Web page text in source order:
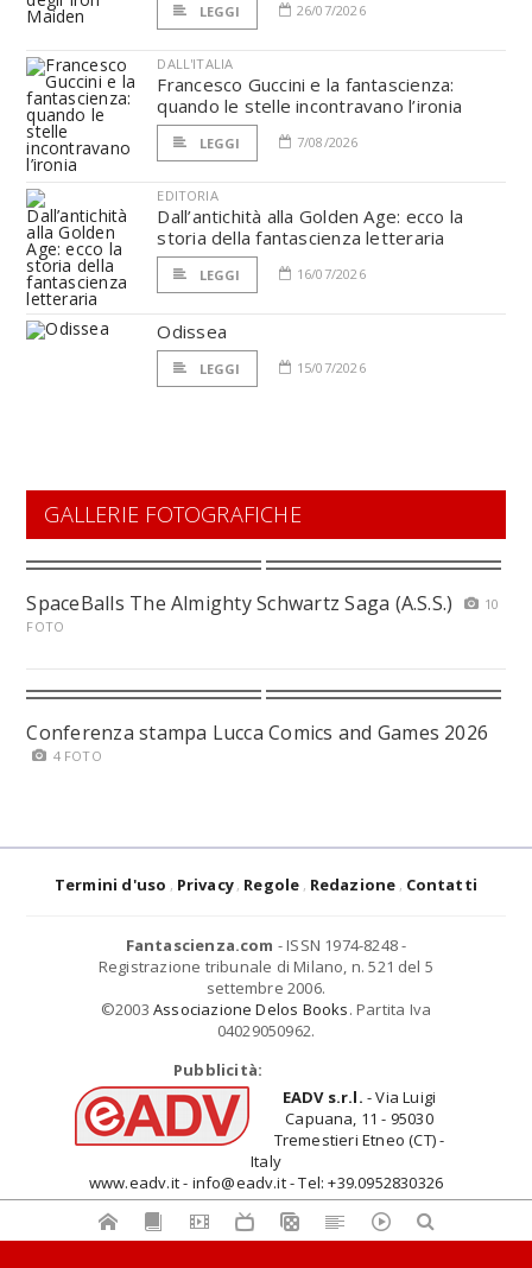
LEGGI 26/07/2026
DALL'ITALIA
Francesco Guccini e la fantascienza:
quando le stelle incontravano l’ironia
LEGGI 7/08/2026
EDITORIA
Dall’antichità alla Golden Age: ecco la
storia della fantascienza letteraria
LEGGI 16/07/2026
Odissea
LEGGI 15/07/2026
GALLERIE FOTOGRAFICHE
SpaceBalls The Almighty Schwartz Saga (A.S.S.)
10
FOTO
Conferenza stampa Lucca Comics and Games 2026
4 FOTO
Termini d'uso Privacy Regole Redazione Contatti
Fantascienza.com - ISSN 1974-8248 -
Registrazione tribunale di Milano, n. 521 del 5
settembre 2006.
©2003 Associazione Delos Books. Partita Iva
04029050962.
Pubblicità:
EADV s.r.l. - Via Luigi
Capuana, 11 - 95030
Tremestieri Etneo (CT) -
Italy
www.eadv.it - info@eadv.it - Tel: +39.0952830326